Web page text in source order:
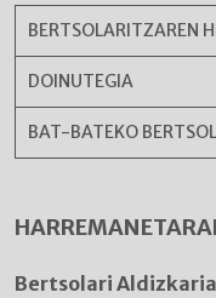
BERTSOLARITZAREN
DOINUTEGIA
BAT-BATEKO
Bertsolari Aldizkaria